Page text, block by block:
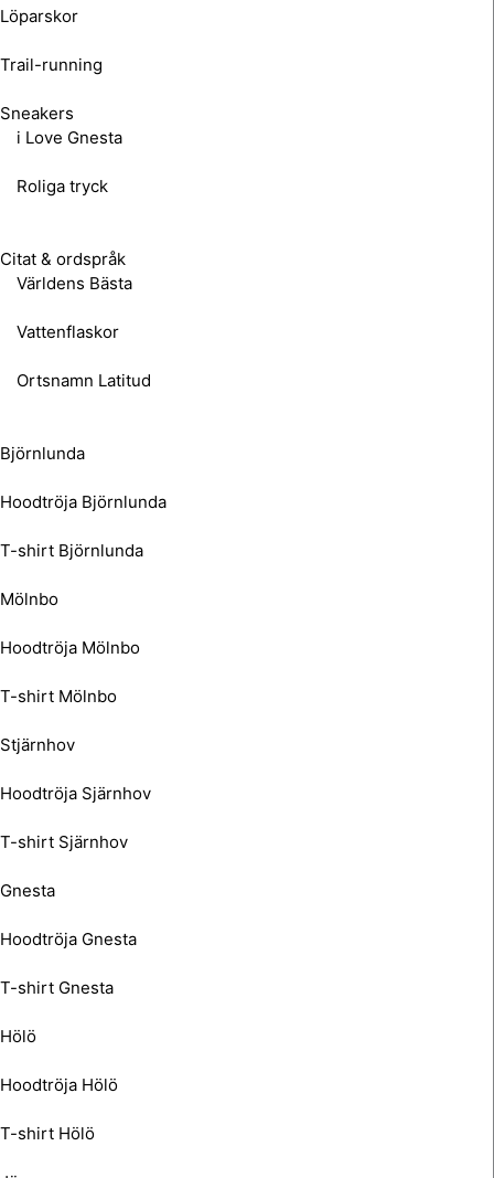
Löparskor
Trail-running
Sneakers
i Love Gnesta
Roliga tryck
Citat & ordspråk
Världens Bästa
Vattenflaskor
Ortsnamn Latitud
Björnlunda
Hoodtröja Björnlunda
T-shirt Björnlunda
Mölnbo
Hoodtröja Mölnbo
T-shirt Mölnbo
Stjärnhov
Hoodtröja Sjärnhov
T-shirt Sjärnhov
Gnesta
Hoodtröja Gnesta
T-shirt Gnesta
Hölö
Hoodtröja Hölö
T-shirt Hölö